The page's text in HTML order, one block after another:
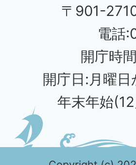
〒901-
電話
開庁時
開庁日:月曜
年末年始